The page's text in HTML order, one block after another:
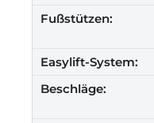
Fußstützen:
Easylift-System:
Beschläge: